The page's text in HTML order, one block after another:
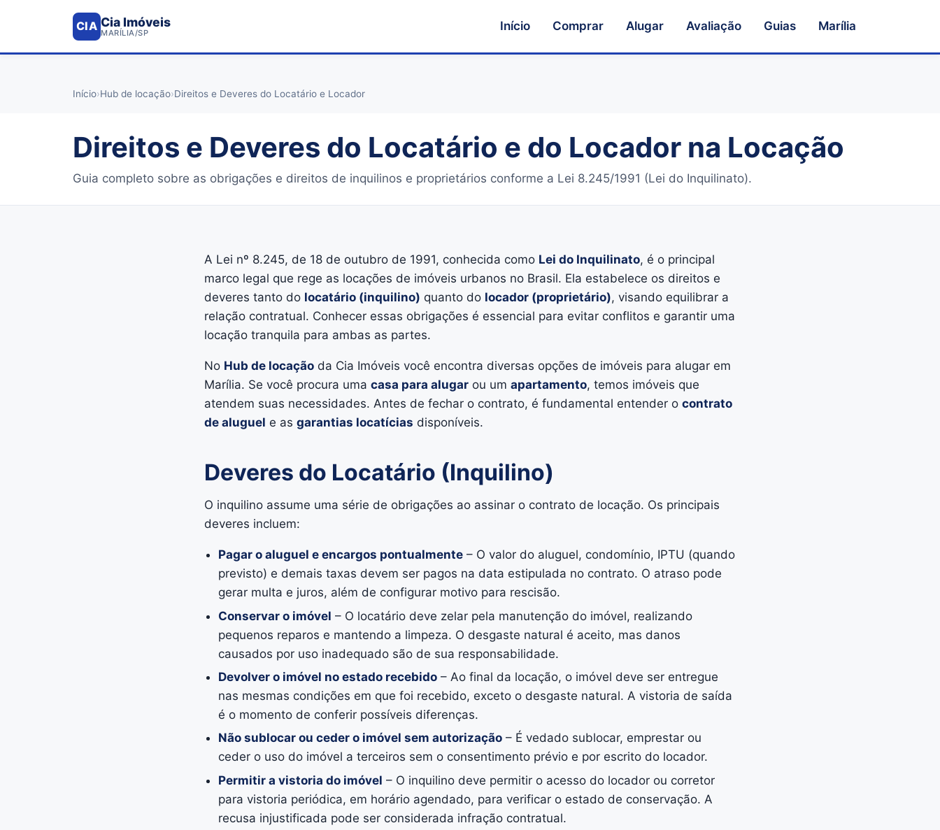
CIA Cia Imóveis
MARÍLIA/SP Início Comprar Alugar Avaliação Guias Marília
Início›Hub de locação›Direitos e Deveres do Locatário e Locador
Direitos e Deveres do Locatário e do Locador na Locação
Guia completo sobre as obrigações e direitos de inquilinos e proprietários conforme a Lei 8.245/1991 (Lei do Inquilinato).
A Lei nº 8.245, de 18 de outubro de 1991, conhecida como Lei do Inquilinato, é o principal
marco legal que rege as locações de imóveis urbanos no Brasil. Ela estabelece os direitos e
deveres tanto do locatário (inquilino) quanto do locador (proprietário), visando equilibrar a
relação contratual. Conhecer essas obrigações é essencial para evitar conflitos e garantir uma
locação tranquila para ambas as partes.
No Hub de locaçãoda Cia Imóveis você encontra diversas opções de imóveis para alugar em
Marília. Se você procura uma casa para alugarou um apartamento, temos imóveis que
atendem suas necessidades. Antes de fechar o contrato, é fundamental entender o contrato
de aluguel e as garantias locatícias disponíveis.
Deveres do Locatário (Inquilino)
O inquilino assume uma série de obrigações ao assinar o contrato de locação. Os principais
deveres incluem:
Pagar o aluguel e encargos pontualmente– O valor do aluguel, condomínio, IPTU (quando
previsto) e demais taxas devem ser pagos na data estipulada no contrato. O atraso pode
gerar multa e juros, além de configurar motivo para rescisão.
Conservar o imóvel – O locatário deve zelar pela manutenção do imóvel, realizando
pequenos reparos e mantendo a limpeza. O desgaste natural é aceito, mas danos
causados por uso inadequado são de sua responsabilidade.
Devolver o imóvel no estado recebido– Ao final da locação, o imóvel deve ser entregue
nas mesmas condições em que foi recebido, exceto o desgaste natural. A vistoria de saída
é o momento de conferir possíveis diferenças.
Não sublocar ou ceder o imóvel sem autorização– É vedado sublocar, emprestar ou
ceder o uso do imóvel a terceiros sem o consentimento prévio e por escrito do locador.
Permitir a vistoria do imóvel – O inquilino deve permitir o acesso do locador ou corretor
para vistoria periódica, em horário agendado, para verificar o estado de conservação. A
recusa injustificada pode ser considerada infração contratual.